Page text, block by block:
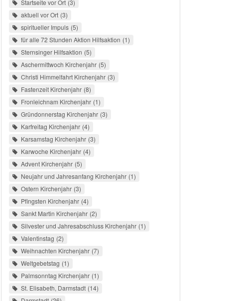
Startseite vor Ort 3
aktuell vor Ort 3
spiritueller Impuls 5
für alle 72 Stunden Aktion Hilfsaktion 1
Sternsinger Hilfsaktion 5
Aschermittwoch Kirchenjahr 5
Christi Himmelfahrt Kirchenjahr 3
Fastenzeit Kirchenjahr 8
Fronleichnam Kirchenjahr 1
Gründonnerstag Kirchenjahr 3
Karfreitag Kirchenjahr 4
Karsamstag Kirchenjahr 3
Karwoche Kirchenjahr 4
Advent Kirchenjahr 5
Neujahr und Jahresanfang Kirchenjahr 1
Ostern Kirchenjahr 3
Pfingsten Kirchenjahr 4
Sankt Martin Kirchenjahr 2
Silvester und Jahresabschluss Kirchenjahr 1
Valentinstag 2
Weihnachten Kirchenjahr 7
Weltgebetstag 1
Palmsonntag Kirchenjahr 1
St. Elisabeth, Darmstadt 14